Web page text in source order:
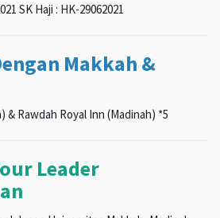
SK Haji : HK-29062021
Makkah &
& Rawdah Royal Inn (Madinah) *5
Leader